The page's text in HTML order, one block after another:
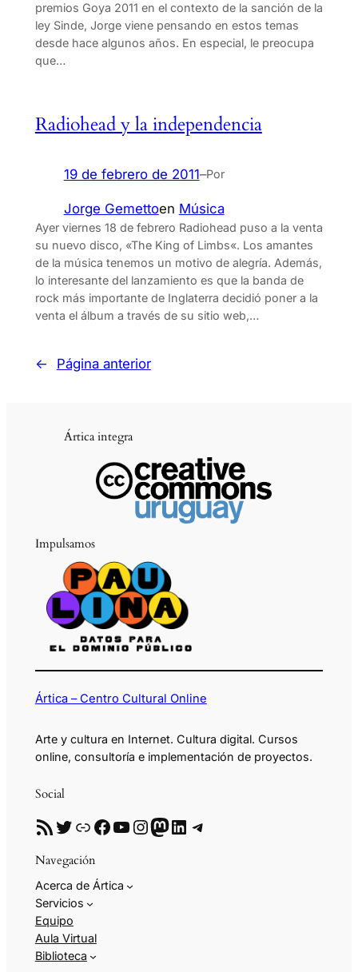
premios Goya 2011 en el contexto de la sanción de la
ley Sinde, Jorge viene pensando en estos temas
desde hace algunos años. En especial, le preocupa
que…
Radiohead y la independencia
19 de febrero de 2011–Por
Jorge Gemettoen Música
Ayer viernes 18 de febrero Radiohead puso a la venta
su nuevo disco, «The King of Limbs«. Los amantes
de la música tenemos un motivo de alegría. Además,
lo interesante del lanzamiento es que la banda de
rock más importante de Inglaterra decidió poner a la
venta el álbum a través de su sitio web,…
← Página anterior
Ártica integra
Impulsamos
Ártica – Centro Cultural Online
Arte y cultura en Internet. Cultura digital. Cursos
online, consultoría e implementación de proyectos.
Social
RSS Twitter Enlace Facebook YouTube InstagramMastodon LinkedIn Telegram
Navegación
Acerca de Ártica
Servicios
Equipo
Aula Virtual
Biblioteca